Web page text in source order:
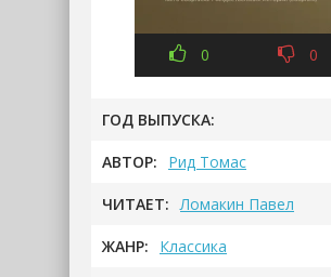
0 0
ГОД ВЫПУСКА:
АВТОР: Рид Томас
ЧИТАЕТ: Ломакин Павел
ЖАНР: Классика